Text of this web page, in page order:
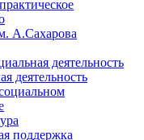
А.Сахарова
деятельность
деятельность
поддержка